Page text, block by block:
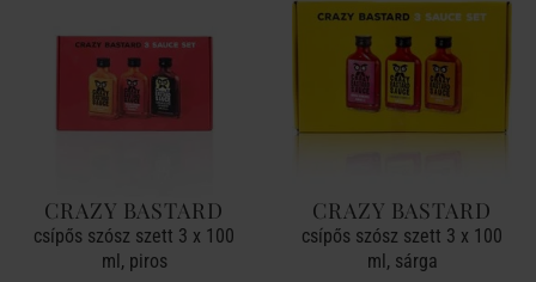
CRAZY BASTARD
csípős szósz szett 3 x 100
ml, piros
CRAZY BASTARD
csípős szósz szett 3 x 100
ml, sárga